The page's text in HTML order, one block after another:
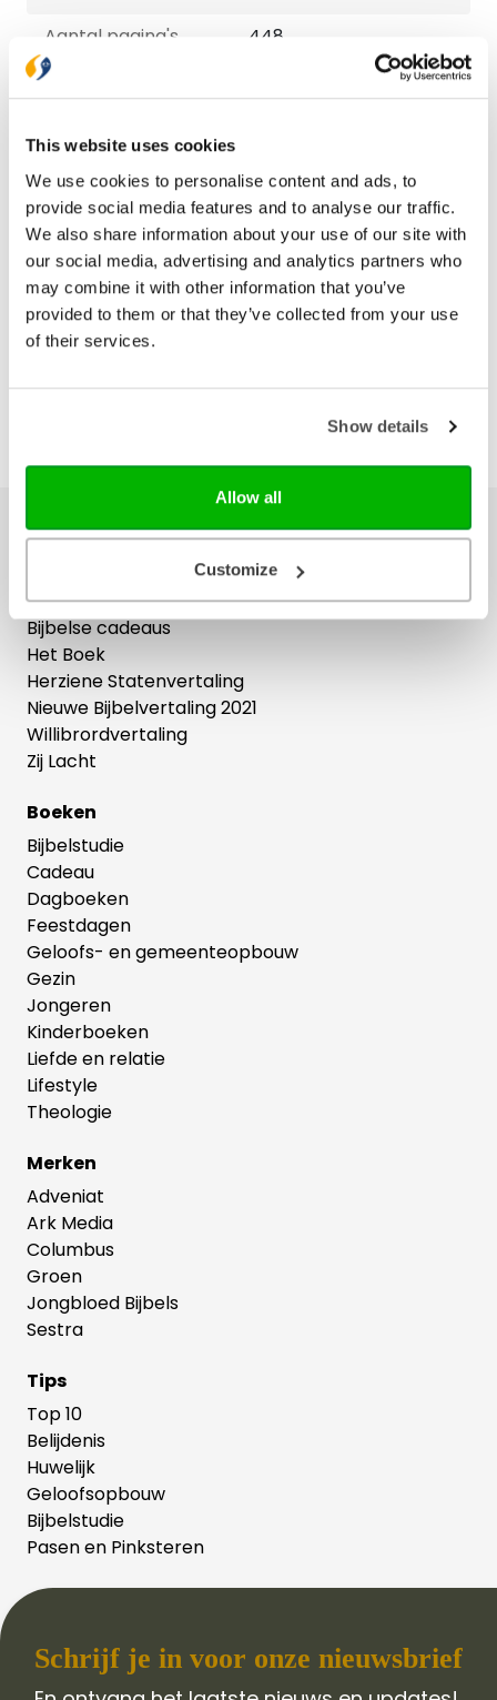
This website uses cookies
We use cookies to personalise content and ads, to
provide social media features and to analyse our traffic.
We also share information about your use of our site with
our social media, advertising and analytics partners who
may combine it with other information that you’ve
provided to them or that they’ve collected from your use
of their services.
Show details
Allow all
Customize
Aantal pagina's
448
Druk
Adveniat
Bezorging binnen 1–2 werkdagen
Gratis verzending vanaf € 20,-
Gratis retourneren
Ons hele assortiment
Bijbels
Bijbelse cadeaus
Het Boek
Herziene Statenvertaling
Nieuwe Bijbelvertaling 2021
Willibrordvertaling
Zij Lacht
Boeken
Bijbelstudie
Cadeau
Dagboeken
Feestdagen
Geloofs- en gemeenteopbouw
Gezin
Jongeren
Kinderboeken
Liefde en relatie
Lifestyle
Theologie
Merken
Adveniat
Ark Media
Columbus
Groen
Jongbloed Bijbels
Sestra
Tips
Top 10
Belijdenis
Huwelijk
Geloofsopbouw
Bijbelstudie
Pasen en Pinksteren
Schrijf je in voor onze nieuwsbrief